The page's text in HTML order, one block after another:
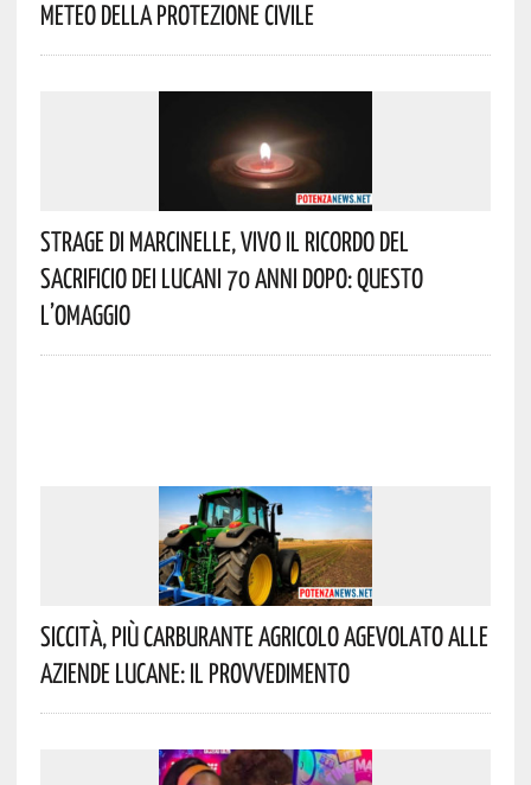
Meteo Della Protezione Civile
Strage Di Marcinelle, Vivo Il Ricordo Del
Sacrificio Dei Lucani 70 Anni Dopo: Questo
L’omaggio
Siccità, Più Carburante Agricolo Agevolato Alle
Aziende Lucane: Il Provvedimento